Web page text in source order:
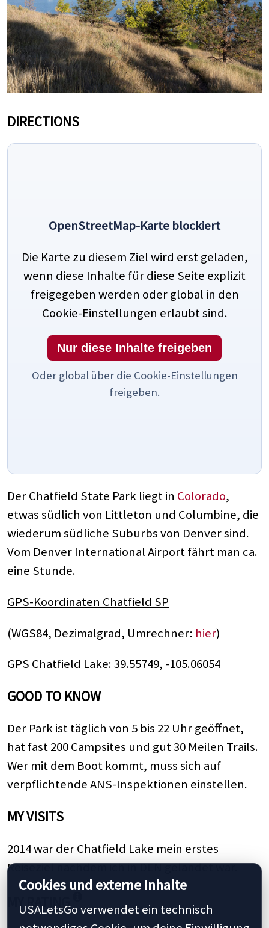
DIRECTIONS
OpenStreetMap-Karte blockiert
Die Karte zu diesem Ziel wird erst geladen,
wenn diese Inhalte für diese Seite explizit
freigegeben werden oder global in den
Cookie-Einstellungen erlaubt sind.
Nur diese Inhalte freigeben
Oder global über die Cookie-Einstellungen
freigeben.
Der Chatfield State Park liegt in Colorado,
etwas südlich von Littleton und Columbine, die
wiederum südliche Suburbs von Denver sind.
Vom Denver International Airport fährt man ca.
eine Stunde.
GPS-Koordinaten Chatfield SP
(WGS84, Dezimalgrad, Umrechner: hier)
GPS Chatfield Lake:39.55749, -105.06054
GOOD TO KNOW
Der Park ist täglich von 5 bis 22 Uhr geöffnet,
hat fast 200 Campsites und gut 30 Meilen Trails.
Wer mit dem Boot kommt, muss sich auf
verpflichtende ANS-Inspektionen einstellen.
MY VISITS
2014 war der Chatfield Lake mein erstes
Reiseziel nachdem ich in DEN gelandet war.
MY RATING
Cookies und externe Inhalte
USALetsGo verwendet ein technisch